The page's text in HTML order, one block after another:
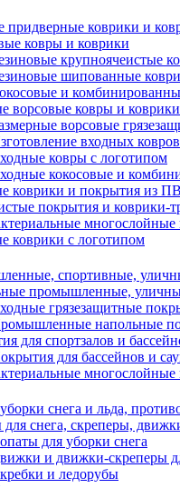
придверные коврики и
ковры и коврики
крупноячеистые
шипованные
и
ворсовые ковры и коврики
ворсовые
входных
ковры с логотипом
кокосовые и
коврики и покрытия из
покрытия и коврики-
многослойные
коврики с логотипом
спортивные,
промышленные,
грязезащитные
напольные
для спортзалов и
для бассейнов и
многослойные
снега и льда,
снега, скреперы,
для уборки снега
и движки-скреперы
и ледорубы